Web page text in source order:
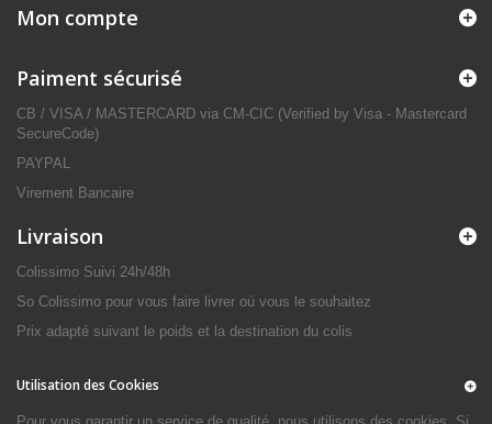
Mon compte
Paiment sécurisé
CB / VISA / MASTERCARD via CM-CIC (Verified by Visa - Mastercard
SecureCode)
PAYPAL
Virement Bancaire
Livraison
Colissimo Suivi 24h/48h
So Colissimo pour vous faire livrer où vous le souhaitez
Prix adapté suivant le poids et la destination du colis
Utilisation des Cookies